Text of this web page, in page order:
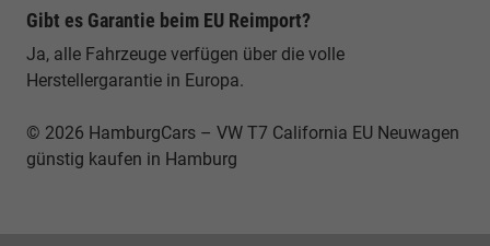
Gibt es Garantie beim EU Reimport?
Ja, alle Fahrzeuge verfügen über die volle
Herstellergarantie in Europa.
© 2026 HamburgCars – VW T7 California EU Neuwagen
günstig kaufen in Hamburg